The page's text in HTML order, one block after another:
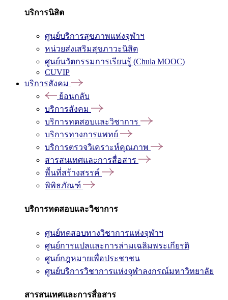
บริการนิสิต
ศูนย์บริการสุขภาพแห่งจุฬาฯ
หน่วยส่งเสริมสุขภาวะนิสิต
ศูนย์นวัตกรรมการเรียนรู้ (Chula MOOC)
CUVIP
บริการสังคม
ย้อนกลับ
บริการสังคม
บริการทดสอบและวิชาการ
บริการทางการแพทย์
บริการตรวจวิเคราะห์คุณภาพ
สารสนเทศและการสื่อสาร
พื้นที่สร้างสรรค์
พิพิธภัณฑ์
บริการทดสอบและวิชาการ
ศูนย์ทดสอบทางวิชาการแห่งจุฬาฯ
ศูนย์การแปลและการล่ามเฉลิมพระเกียรติ
ศูนย์กฎหมายเพื่อประชาชน
ศูนย์บริการวิชาการแห่งจุฬาลงกรณ์มหาวิทยาลัย
สารสนเทศและการสื่อสาร